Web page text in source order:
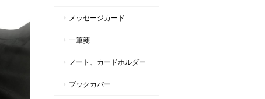
メッセージカード
一筆箋
ノート、カードホルダー
ブックカバー